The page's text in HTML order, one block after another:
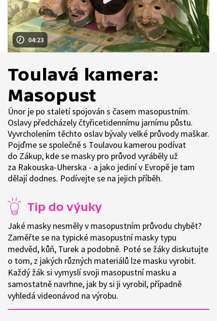
04:23
Toulavá kamera:
Masopust
Únor je po staletí spojován s časem masopustním.
Oslavy předcházely čtyřicetidennímu jarnímu půstu.
Vyvrcholením těchto oslav bývaly velké průvody maškar.
Pojďme se společně s Toulavou kamerou podívat
do Zákup, kde se masky pro průvod vyráběly už
za Rakouska-Uherska - a jako jediní v Evropě je tam
dělají dodnes. Podívejte se na jejich příběh.
Tip do výuky
Jaké masky nesměly v masopustním průvodu chybět?
Zaměřte se na typické masopustní masky typu
medvěd, kůň, Turek a podobně. Poté se žáky diskutujte
o tom, z jakých různých materiálů lze masku vyrobit.
Každý žák si vymyslí svoji masopustní masku a
samostatně navrhne, jak by si ji vyrobil, případně
vyhledá videonávod na výrobu.